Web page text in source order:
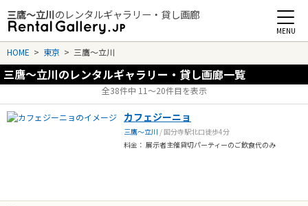
三鷹～立川のレンタルギャラリー・貸し画廊
Rental Gallery jp
HOME > 東京 > 三鷹～立川
三鷹～立川のレンタルギャラリー・貸し画廊一覧
全38件中 11〜20件目を表示
カフェジーニョ
三鷹～立川 / 国分寺駅北口徒歩4分
料金： 展示者主催貸切パーティーのご飲食代のみ